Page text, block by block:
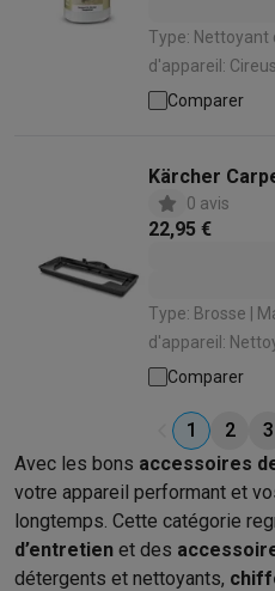
Type: Nettoyant de sol | Capacité:
d'appareil: Cireuse | Quantité: 1 | Sol:
ciréComparer
Kärcher
0 avis
22,95 €
Type: Brosse | Matériel: Plastique | Type
d'appareil: Nettoyeur à
Marque: Kärcher
Comparer
1 2 3
Avec les bons accessoires
votre appareil performant et
longtemps. Cette catégorie
d’entretien et des
détergents et nettoyants,